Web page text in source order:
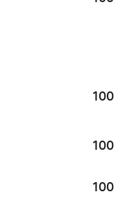
100
100
100